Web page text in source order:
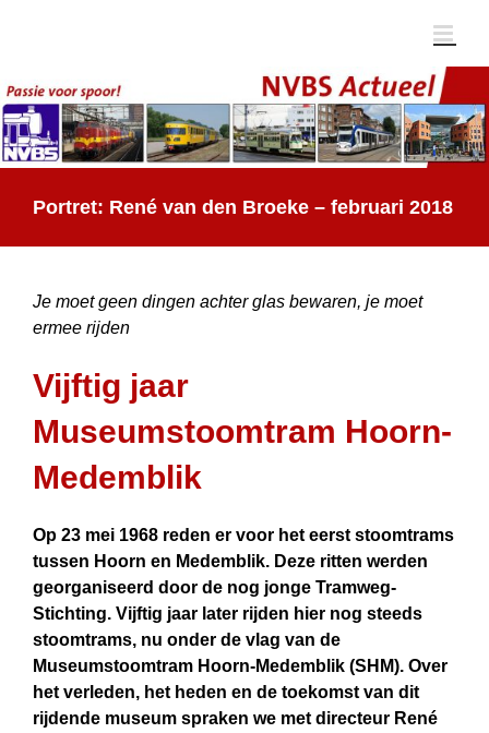
Portret: René van den Broeke – februari 2018
Je moet geen dingen achter glas bewaren, je moet
ermee rijden
Vijftig jaar
Museumstoomtram Hoorn-
Medemblik
Op 23 mei 1968 reden er voor het eerst stoomtrams
tussen Hoorn en Medemblik. Deze ritten werden
georganiseerd door de nog jonge Tramweg-
Stichting. Vijftig jaar later rijden hier nog steeds
stoomtrams, nu onder de vlag van de
Museumstoomtram Hoorn-Medemblik (SHM). Over
het verleden, het heden en de toekomst van dit
rijdende museum spraken we met directeur René